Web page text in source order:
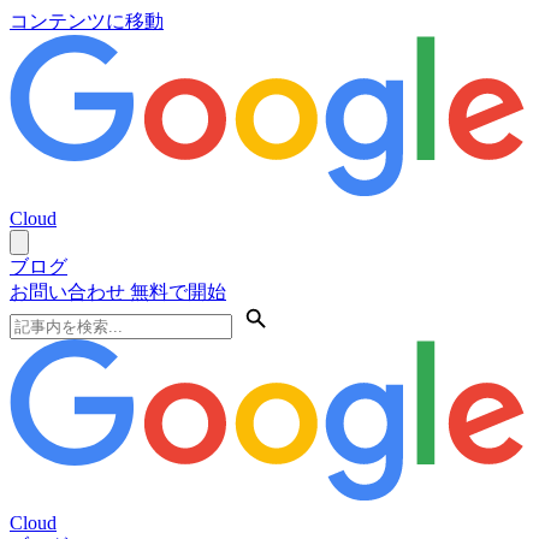
コンテンツに移動
Cloud
ブログ
お問い合わせ 無料で開始
Cloud